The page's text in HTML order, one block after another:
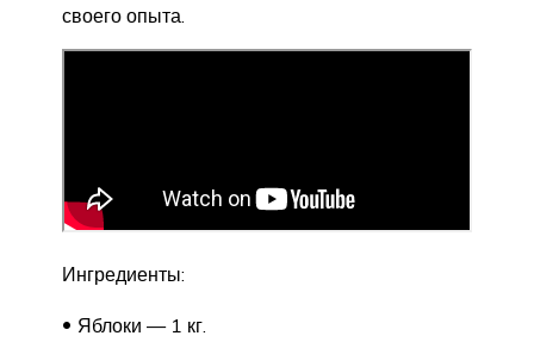
своего опыта.
Ингредиенты:
Яблоки — 1 кг.